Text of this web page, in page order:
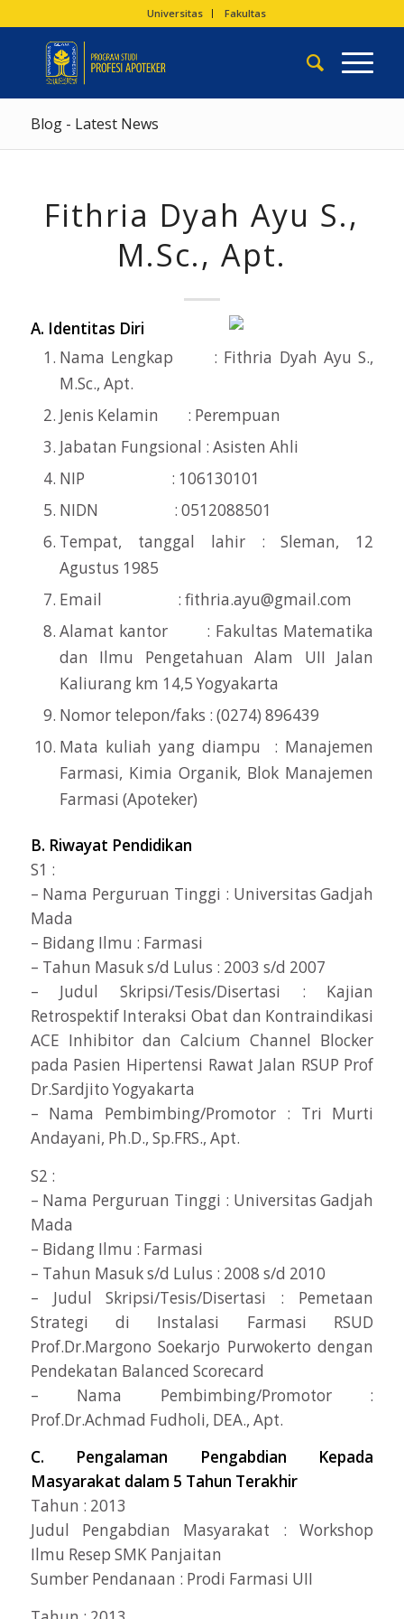
Universitas Fakultas
Blog - Latest News
Fithria Dyah Ayu S.,
M.Sc., Apt.
A. Identitas Diri
Nama Lengkap : Fithria Dyah Ayu S.,
M.Sc., Apt.
Jenis Kelamin : Perempuan
Jabatan Fungsional : Asisten Ahli
NIP : 106130101
NIDN : 0512088501
Tempat, tanggal lahir : Sleman, 12
Agustus 1985
Email : fithria.ayu@gmail.com
Alamat kantor : Fakultas Matematika
dan Ilmu Pengetahuan Alam UII Jalan
Kaliurang km 14,5 Yogyakarta
Nomor telepon/faks : (0274) 896439
Mata kuliah yang diampu : Manajemen
Farmasi, Kimia Organik, Blok Manajemen
Farmasi (Apoteker)
B. Riwayat Pendidikan
S1 :
– Nama Perguruan Tinggi : Universitas Gadjah
Mada
– Bidang Ilmu : Farmasi
– Tahun Masuk s/d Lulus : 2003 s/d 2007
– Judul Skripsi/Tesis/Disertasi : Kajian
Retrospektif Interaksi Obat dan Kontraindikasi
ACE Inhibitor dan Calcium Channel Blocker
pada Pasien Hipertensi Rawat Jalan RSUP Prof
Dr.Sardjito Yogyakarta
– Nama Pembimbing/Promotor : Tri Murti
Andayani, Ph.D., Sp.FRS., Apt.
S2 :
– Nama Perguruan Tinggi : Universitas Gadjah
Mada
– Bidang Ilmu : Farmasi
– Tahun Masuk s/d Lulus : 2008 s/d 2010
– Judul Skripsi/Tesis/Disertasi : Pemetaan
Strategi di Instalasi Farmasi RSUD
Prof.Dr.Margono Soekarjo Purwokerto dengan
Pendekatan Balanced Scorecard
– Nama Pembimbing/Promotor :
Prof.Dr.Achmad Fudholi, DEA., Apt.
C. Pengalaman Pengabdian Kepada
Masyarakat dalam 5 Tahun Terakhir
Tahun : 2013
Judul Pengabdian Masyarakat : Workshop
Ilmu Resep SMK Panjaitan
Sumber Pendanaan : Prodi Farmasi UII